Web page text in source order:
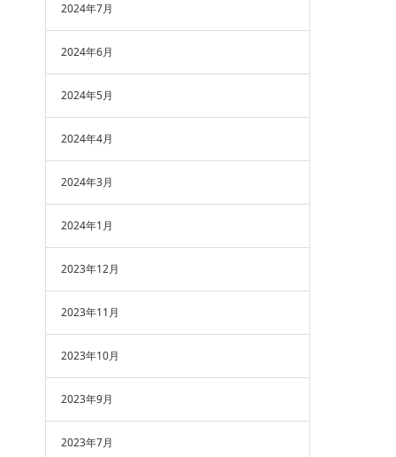
2024年7月
2024年6月
2024年5月
2024年4月
2024年3月
2024年1月
2023年12月
2023年11月
2023年10月
2023年9月
2023年7月